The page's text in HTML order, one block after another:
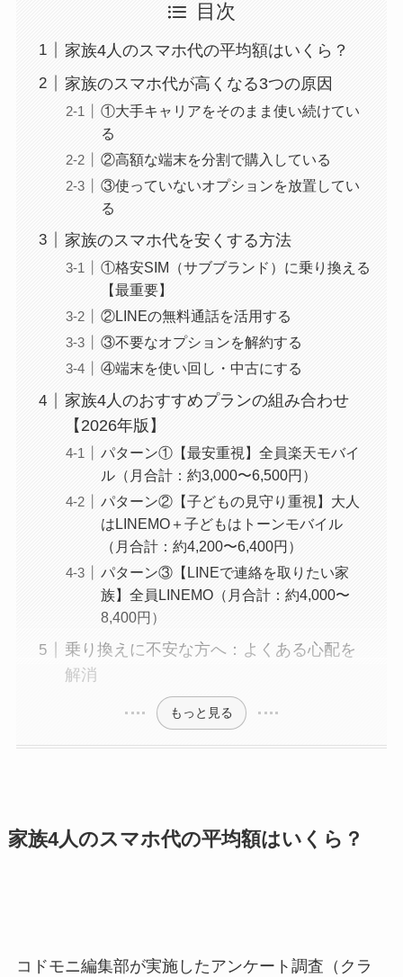
目次
家族4人のスマホ代の平均額はいくら？
家族のスマホ代が高くなる3つの原因
①大手キャリアをそのまま使い続けてい
る
②高額な端末を分割で購入している
③使っていないオプションを放置してい
る
家族のスマホ代を安くする方法
①格安SIM（サブブランド）に乗り換える
【最重要】
②LINEの無料通話を活用する
③不要なオプションを解約する
④端末を使い回し・中古にする
家族4人のおすすめプランの組み合わせ
【2026年版】
パターン①【最安重視】全員楽天モバイ
ル（月合計：約3,000〜6,500円）
パターン②【子どもの見守り重視】大人
はLINEMO＋子どもはトーンモバイル
（月合計：約4,200〜6,400円）
パターン③【LINEで連絡を取りたい家
族】全員LINEMO（月合計：約4,000〜
8,400円）
乗り換えに不安な方へ：よくある心配を
解消
もっと見る
家族4人のスマホ代の平均額はいくら？
コドモニ編集部が実施したアンケート調査（クラ